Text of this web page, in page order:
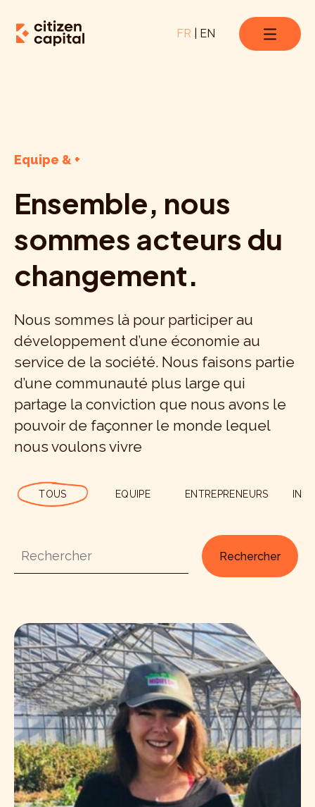
FR EN
Equipe & +
Ensemble, nous
sommes acteurs du
changement.
Nous sommes là pour participer au
développement d’une économie au
service de la société. Nous faisons partie
d’une communauté plus large qui
partage la conviction que nous avons le
pouvoir de façonner le monde lequel
nous voulons vivre
TOUS EQUIPE ENTREPRENEURS